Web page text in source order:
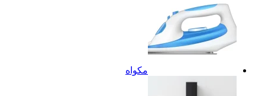
مكواه